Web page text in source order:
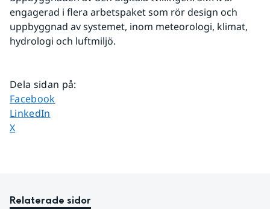
engagerad i flera arbetspaket som rör design och
uppbyggnad av systemet, inom meteorologi, klimat,
hydrologi och luftmiljö.
Dela sidan på:
Dela sidan på
Facebook
Dela sidan på
LinkedIn
Dela sidan på
X
Relaterade sidor